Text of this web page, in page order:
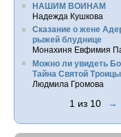
НАШИМ ВОИНАМ
Надежда Кушкова
Сказание о жене
рыжей блуднице
Монахиня Евфимия
Можно ли увидеть
Тайна Святой Троицы
Людмила Громова
1 из 10 →